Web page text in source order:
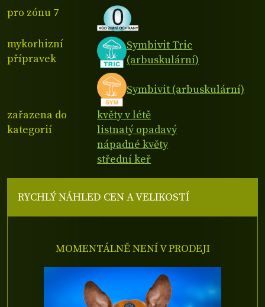
pro zónu 7
mykorhizní
přípravek
Symbivit Tric
(arbuskulární)
Symbivit (arbuskulární)
zařazena do
kategorií
květy v létě
listnatý opadavý
nápadné květy
střední keř
RYCHLÝ NÁHLED CEN A VELIKOSTÍ
MOMENTÁLNĚ NENÍ V PRODEJI